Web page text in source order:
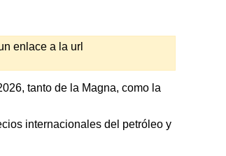
enlace a la url
tanto de la Magna, como la
internacionales del petróleo y